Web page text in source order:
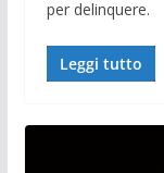
per delinquere.
Leggi tutto